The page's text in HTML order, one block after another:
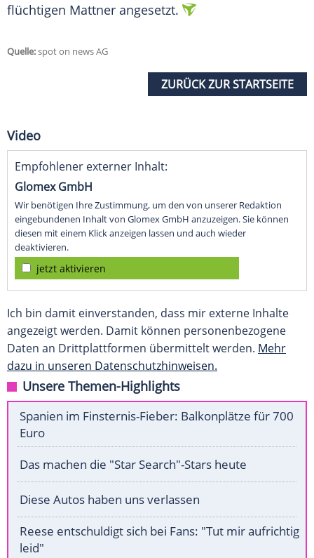
flüchtigen Mattner angesetzt.
Quelle:spot on news AG
ZURÜCK ZUR STARTSEITE
Video
Empfohlener externer Inhalt:
Glomex GmbH
Wir benötigen Ihre Zustimmung, um den von unserer Redaktion
eingebundenen Inhalt von Glomex GmbH anzuzeigen. Sie können
diesen mit einem Klick anzeigen lassen und auch wieder
deaktivieren.
jetzt aktivieren
Ich bin damit einverstanden, dass mir externe Inhalte
angezeigt werden. Damit können personenbezogene
Daten an Drittplattformen übermittelt werden. Mehr
dazu in unseren Datenschutzhinweisen.
Unsere Themen-Highlights
Spanien im Finsternis-Fieber: Balkonplätze für 700
Euro
Das machen die "Star Search"-Stars heute
Diese Autos haben uns verlassen
Reese entschuldigt sich bei Fans: "Tut mir aufrichtig
leid"